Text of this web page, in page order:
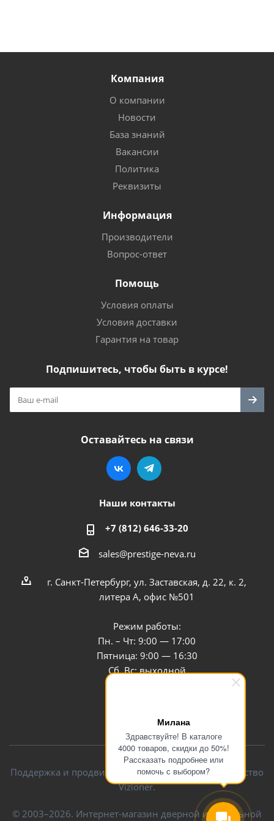
Милана
Здравствуйте! В каталоге
4000 товаров, скидки до 50%!
Рассказать подробнее или
помочь с выбором?
Компания
О компании
Новости
База знаний
Вакансии
Политика
Реквизиты
Информация
Производители
Вопрос-ответ
Помощь
Условия оплаты
Условия доставки
Гарантия на товар
Подпишитесь, чтобы быть в курсе!
Оставайтесь на связи
Наши контакты
+7 (812) 646-33-20
sales@prestige-neva.ru
г. Санкт-Петербург, ул. Заставская, д. 22, к. 2,
литера А, офис №501
Режим работы:
Пн. – Чт: 9:00 — 17:00
Пятница: 9:00 — 16:30
Сб, Вс: выходной
Поддержка и продвижение сайта — интернет-агентство
Vizioner.
© 2003–2026. Интернет-магазин дверной и мебельной